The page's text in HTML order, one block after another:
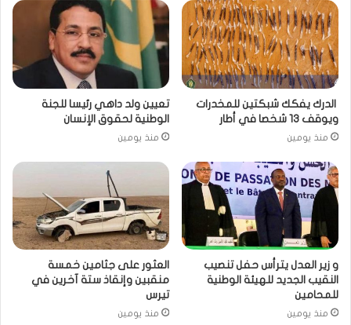
الدرك يفكك شبكتين للمخدرات
ويوقف 13 شخصا في أطار
منذ يومين
تعيين ولد داهي رئيسا للجنة
الوطنية لحقوق الإنسان
منذ يومين
و زير العدل يترأس حفل تنصيب
النقيب الجديد للهيئة الوطنية
للمحامين
منذ يومين
العثور على جثامين خمسة
منقبين وإنقاذ ستة آخرين في
تيرس
منذ يومين